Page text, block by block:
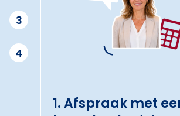
3
4
1. Afspraak met